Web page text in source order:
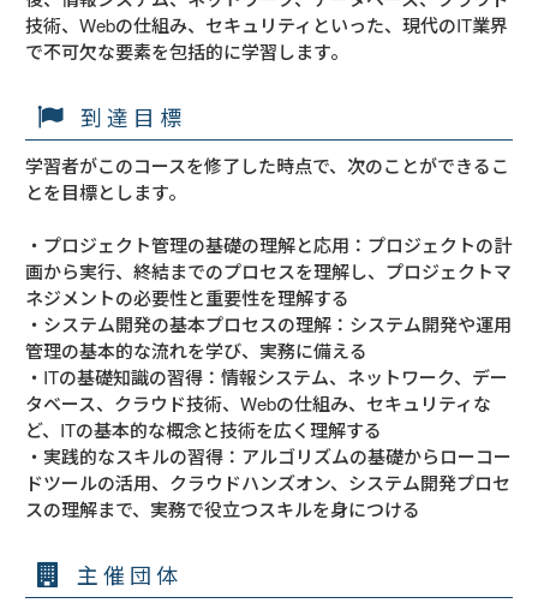
技術、Webの仕組み、セキュリティといった、現代のIT業界
で不可欠な要素を包括的に学習します。
到達目標
学習者がこのコースを修了した時点で、次のことができるこ
とを目標とします。
・プロジェクト管理の基礎の理解と応用：プロジェクトの計
画から実行、終結までのプロセスを理解し、プロジェクトマ
ネジメントの必要性と重要性を理解する
・システム開発の基本プロセスの理解：システム開発や運用
管理の基本的な流れを学び、実務に備える
・ITの基礎知識の習得：情報システム、ネットワーク、デー
タベース、クラウド技術、Webの仕組み、セキュリティな
ど、ITの基本的な概念と技術を広く理解する
・実践的なスキルの習得：アルゴリズムの基礎からローコー
ドツールの活用、クラウドハンズオン、システム開発プロセ
スの理解まで、実務で役立つスキルを身につける
主催団体